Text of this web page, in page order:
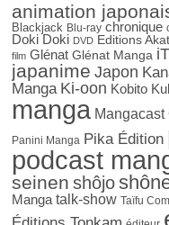
animation
Blackjack Blu-ray chronique
Doki Doki DVD Editions
film Glénat Glénat Manga
japanime Japon
Manga Ki-oon Kobito
manga Mangacast
Panini Manga Pika Édition
podcast
seinen shôjo
Manga talk-show Taïfu